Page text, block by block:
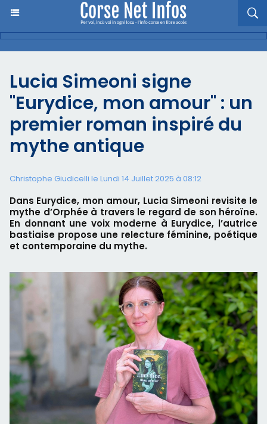
Lucia Simeoni signe
"Eurydice, mon amour" : un
premier roman inspiré du
mythe antique
Christophe Giudicelli le Lundi 14 Juillet 2025 à 08:12
Dans Eurydice, mon amour, Lucia Simeoni revisite le
mythe d’Orphée à travers le regard de son héroïne.
En donnant une voix moderne à Eurydice, l’autrice
bastiaise propose une relecture féminine, poétique
et contemporaine du mythe.